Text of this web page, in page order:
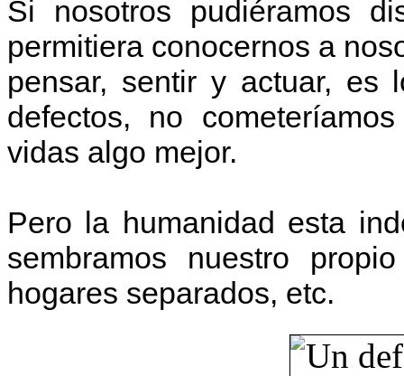
Si nosotros pudiéramos
permitiera conocernos a
pensar, sentir y actuar, es
defectos, no
vidas algo mejor.
Pero la humanidad esta
sembramos nuestro
hogares separados, etc.